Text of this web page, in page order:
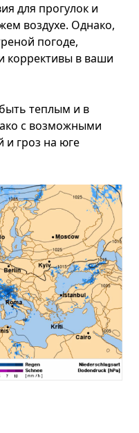
для прогулок и
воздухе. Однако,
погоде,
коррективы в ваши
теплым и в
с возможными
и гроз на юге